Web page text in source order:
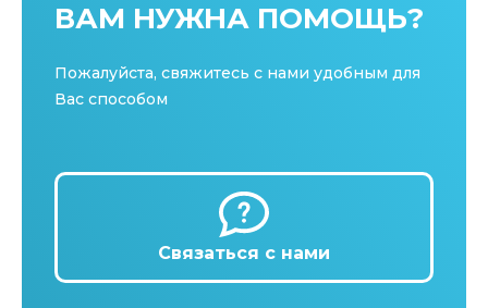
ВАМ НУЖНА ПОМОЩЬ?
Пожалуйста, свяжитесь с нами удобным для
Вас способом
Связаться с нами